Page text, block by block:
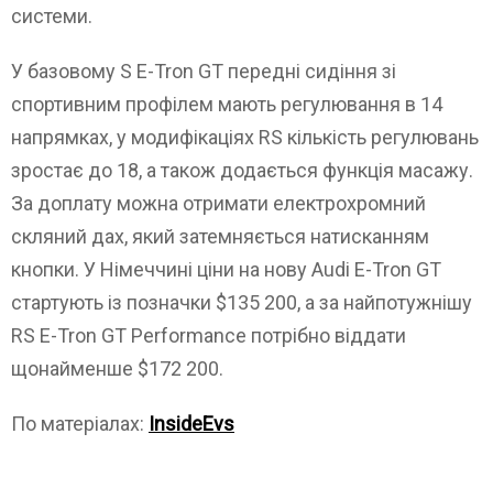
системи.
У базовому S E-Tron GT передні сидіння зі
спортивним профілем мають регулювання в 14
напрямках, у модифікаціях RS кількість регулювань
зростає до 18, а також додається функція масажу.
За доплату можна отримати електрохромний
скляний дах, який затемняється натисканням
кнопки. У Німеччині ціни на нову Audi E-Tron GT
стартують із позначки $135 200, а за найпотужнішу
RS E-Tron GT Performance потрібно віддати
щонайменше $172 200.
По матеріалах: InsideEvs